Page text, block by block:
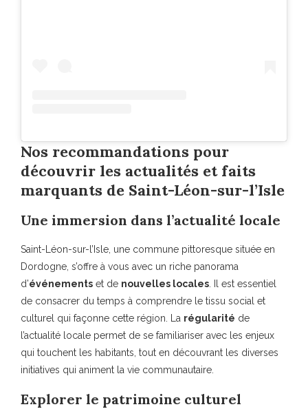
Nos recommandations pour
découvrir les actualités et faits
marquants de Saint-Léon-sur-l’Isle
Une immersion dans l’actualité locale
Saint-Léon-sur-l’Isle, une commune pittoresque située en
Dordogne, s’offre à vous avec un riche panorama
d’événements et de nouvelles locales . Il est essentiel
de consacrer du temps à comprendre le tissu social et
culturel qui façonne cette région. La régularité de
l’actualité locale permet de se familiariser avec les enjeux
qui touchent les habitants, tout en découvrant les diverses
initiatives qui animent la vie communautaire.
Explorer le patrimoine culturel